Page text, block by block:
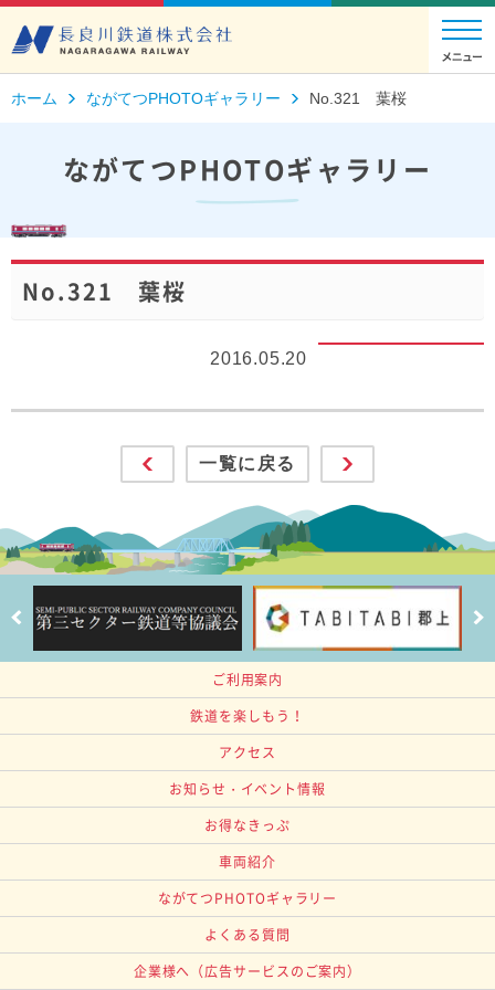
ホーム ながてつPHOTOギャラリー No.321 葉桜
ながてつPHOTOギャラリー
No.321 葉桜
2016.05.20
一覧に戻る
ご利用案内
鉄道を楽しもう！
アクセス
お知らせ・イベント情報
お得なきっぷ
車両紹介
ながてつPHOTOギャラリー
よくある質問
企業様へ （広告サービスのご案内）